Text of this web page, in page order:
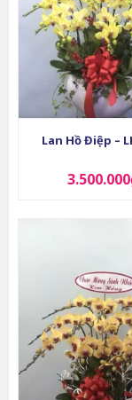
Lan Hồ Điệp –
3.500.000